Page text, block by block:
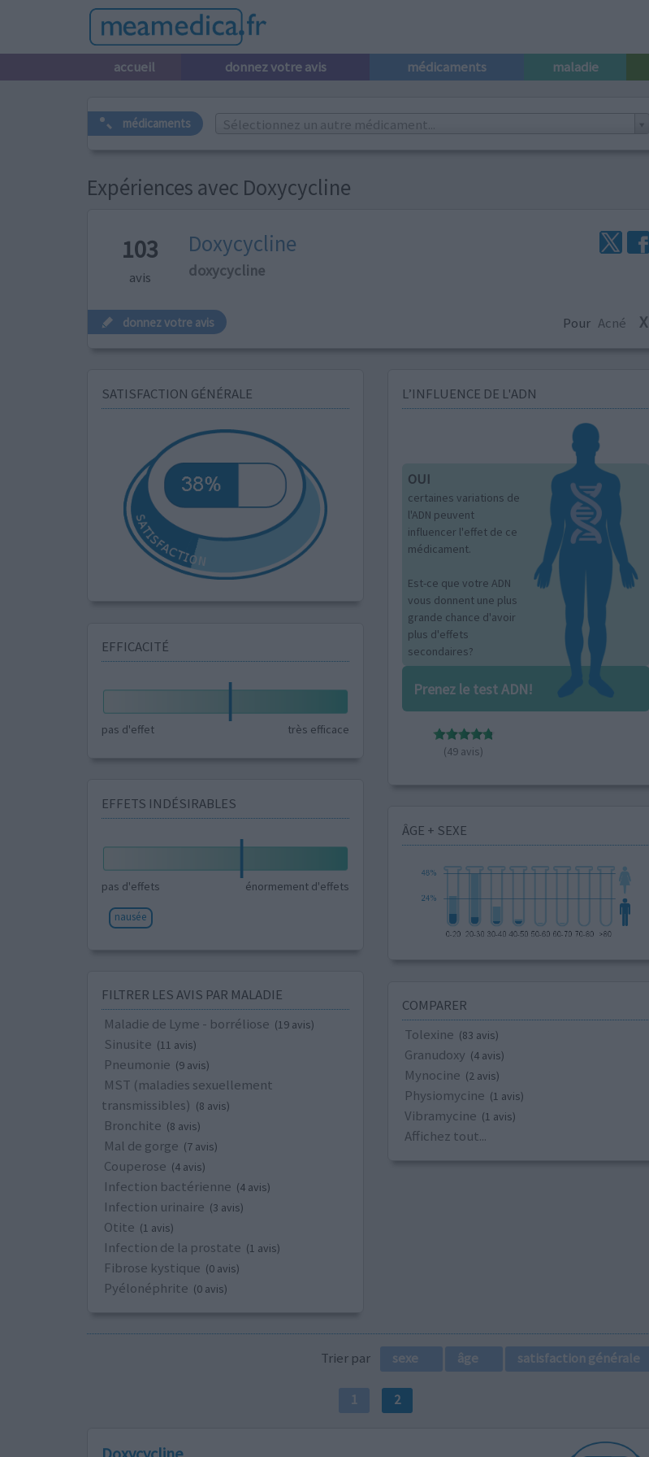
accueil donnez votre avis médicaments maladie
médicaments Sélectionnez un autre médicament...
Expériences avec Doxycycline
103
avis
Doxycycline
doxycycline
donnez votre avis Pour Acné X
SATISFACTION GÉNÉRALE
EFFICACITÉ
pas d'effet très efficace
EFFETS INDÉSIRABLES
pas d'effets énormement d'effets
nausée
FILTRER LES AVIS PAR MALADIE
Maladie de Lyme - borréliose (19 avis)
Sinusite (11 avis)
Pneumonie (9 avis)
MST (maladies sexuellement
transmissibles) (8 avis)
Bronchite (8 avis)
Mal de gorge (7 avis)
Couperose (4 avis)
Infection bactérienne (4 avis)
Infection urinaire (3 avis)
Otite (1 avis)
Infection de la prostate (1 avis)
Fibrose kystique (0 avis)
Pyélonéphrite (0 avis)
L’INFLUENCE DE L'ADN
OUI
certaines variations de
l'ADN peuvent
influencer l'effet de ce
médicament.
Est-ce que votre ADN
vous donnent une plus
grande chance d'avoir
plus d'effets
secondaires?
Prenez le test ADN!
(49 avis)
ÂGE + SEXE
COMPARER
Tolexine (83 avis)
Granudoxy (4 avis)
Mynocine (2 avis)
Physiomycine (1 avis)
Vibramycine (1 avis)
Affichez tout...
Trier par sexe âge satisfaction générale
1 2